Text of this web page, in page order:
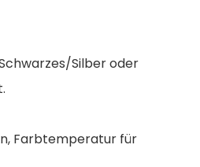
Silber oder
Farbtemperatur für